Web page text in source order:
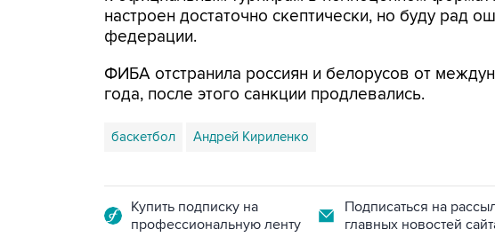
настроен достаточно скептически, но буду рад
федерации.
ФИБА отстранила россиян и белорусов от
года, после этого санкции продлевались.
баскетбол Андрей Кириленко
Купить подписку на
профессиональную ленту
Подписаться на
главных новостей